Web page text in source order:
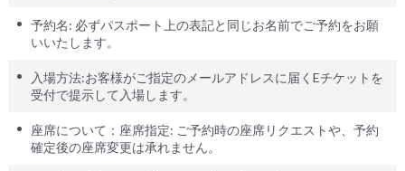
予約名: 必ずパスポート上の表記と同じお名前でご予約をお願
いいたします。
入場方法:お客様がご指定のメールアドレスに届くEチケットを
受付で提示して入場します。
座席について：座席指定: ご予約時の座席リクエストや、予約
確定後の座席変更は承れません。